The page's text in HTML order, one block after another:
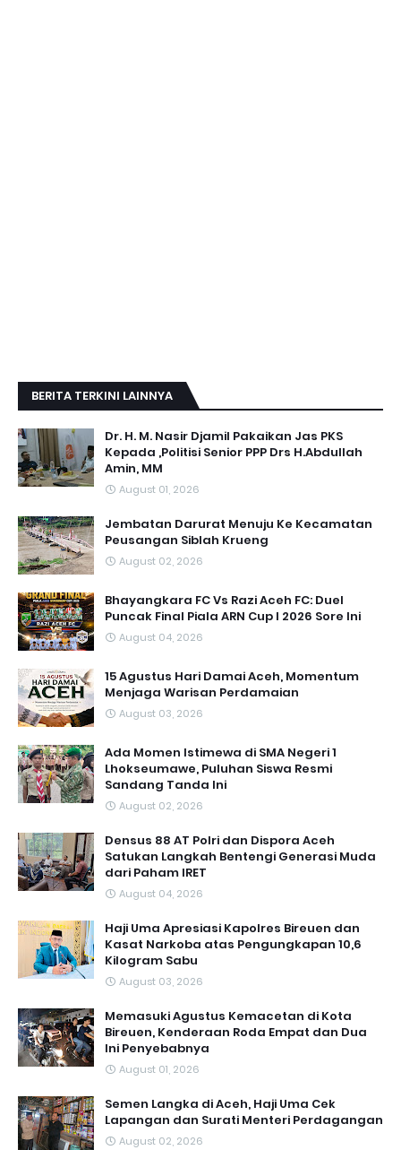
BERITA TERKINI LAINNYA
Dr. H. M. Nasir Djamil Pakaikan Jas PKS
Kepada ,Politisi Senior PPP Drs H.Abdullah
Amin, MM
August 01, 2026
Jembatan Darurat Menuju Ke Kecamatan
Peusangan Siblah Krueng
August 02, 2026
Bhayangkara FC Vs Razi Aceh FC: Duel
Puncak Final Piala ARN Cup I 2026 Sore Ini
August 04, 2026
15 Agustus Hari Damai Aceh, Momentum
Menjaga Warisan Perdamaian
August 03, 2026
Ada Momen Istimewa di SMA Negeri 1
Lhokseumawe, Puluhan Siswa Resmi
Sandang Tanda Ini
August 02, 2026
Densus 88 AT Polri dan Dispora Aceh
Satukan Langkah Bentengi Generasi Muda
dari Paham IRET
August 04, 2026
Haji Uma Apresiasi Kapolres Bireuen dan
Kasat Narkoba atas Pengungkapan 10,6
Kilogram Sabu
August 03, 2026
Memasuki Agustus Kemacetan di Kota
Bireuen, Kenderaan Roda Empat dan Dua
Ini Penyebabnya
August 01, 2026
Semen Langka di Aceh, Haji Uma Cek
Lapangan dan Surati Menteri Perdagangan
August 02, 2026